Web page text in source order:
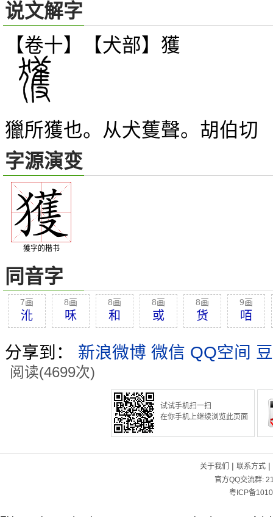
说文解字
【卷十】【犬部】 獲
獵所獲也。从犬蒦聲。胡伯切
字源演变
獲字的楷书
同音字
7画
沎
8画
咊
8画
和
8画
或
8画
货
9画
咟
分享到： 新浪微博 微信 QQ空间
阅读(4699次)
试试手机扫一扫
在你手机上继续浏览此页面
关于我们 | 联系方式|
官方QQ交流群:
粤ICP备